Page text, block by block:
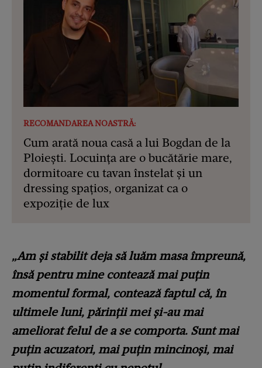
RECOMANDAREA NOASTRĂ:
Cum arată noua casă a lui Bogdan de la
Ploiești. Locuința are o bucătărie mare,
dormitoare cu tavan înstelat și un
dressing spațios, organizat ca o
expoziție de lux
„Am și stabilit deja să luăm masa împreună,
însă pentru mine contează mai puțin
momentul formal, contează faptul că, în
ultimele luni, părinții mei și-au mai
ameliorat felul de a se comporta. Sunt mai
puțin acuzatori, mai puțin mincinoși, mai